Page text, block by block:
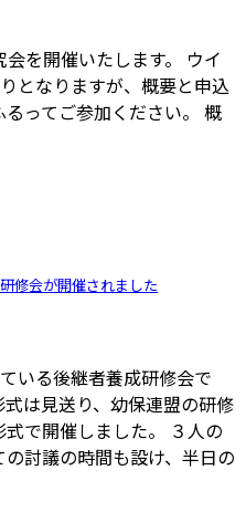
を開催いたします。 ウイ
となりますが、概要と申込
ってご参加ください。 概
修会が開催されました
いる後継者養成研修会で
は見送り、幼保連盟の研修
で開催しました。 ３人の
討議の時間も設け、半日の